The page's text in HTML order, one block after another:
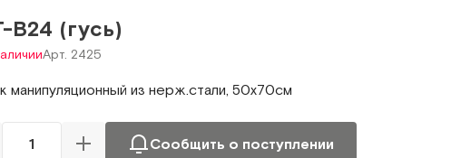
B24 (гусь)
Арт. 2425
манипуляционный из нерж.стали, 50х70см
Сообщить о поступлении